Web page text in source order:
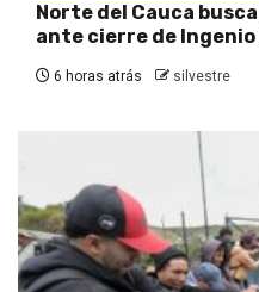
Norte del Cauca
ante cierre de Ingenio
6 horas atrás silvestre